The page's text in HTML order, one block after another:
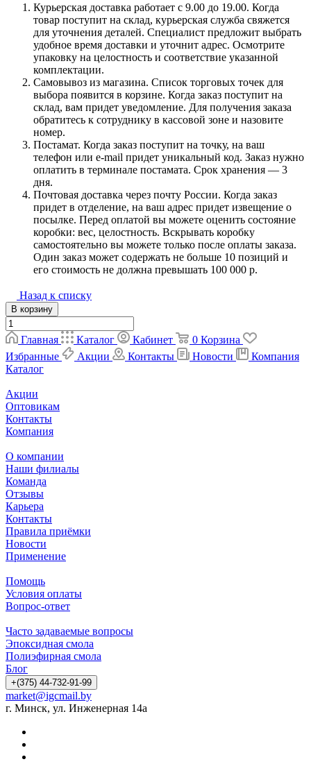
Курьерская доставка работает с 9.00 до 19.00. Когда
товар поступит на склад, курьерская служба свяжется
для уточнения деталей. Специалист предложит выбрать
удобное время доставки и уточнит адрес. Осмотрите
упаковку на целостность и соответствие указанной
комплектации.
Самовывоз из магазина. Список торговых точек для
выбора появится в корзине. Когда заказ поступит на
склад, вам придет уведомление. Для получения заказа
обратитесь к сотруднику в кассовой зоне и назовите
номер.
Постамат. Когда заказ поступит на точку, на ваш
телефон или e-mail придет уникальный код. Заказ нужно
оплатить в терминале постамата. Срок хранения — 3
дня.
Почтовая доставка через почту России. Когда заказ
придет в отделение, на ваш адрес придет извещение о
посылке. Перед оплатой вы можете оценить состояние
коробки: вес, целостность. Вскрывать коробку
самостоятельно вы можете только после оплаты заказа.
Один заказ может содержать не больше 10 позиций и
его стоимость не должна превышать 100 000 р.
Назад к списку
В корзину
Главная Каталог Кабинет 0 Корзина
Избранные
Акции Контакты Новости
Компания
Каталог
Акции
Оптовикам
Контакты
Компания
О компании
Наши филиалы
Команда
Отзывы
Карьера
Контакты
Правила приёмки
Новости
Применение
Помощь
Условия оплаты
Вопрос-ответ
Часто задаваемые вопросы
Эпоксидная смола
Полиэфирная смола
Блог
+(375) 44-732-91-99
market@igcmail.by
г. Минск, ул. Инженерная 14а